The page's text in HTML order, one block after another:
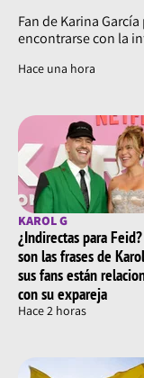
Fan de Karina
encontrarse con la
Hace una hora
KAROL G
¿Indirectas para
son las frases de
sus fans están
con su expareja
Hace 2 horas